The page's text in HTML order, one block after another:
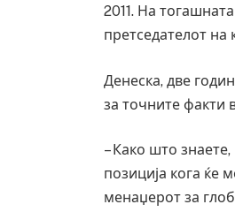
2011. На
претседателот
Денеска, две
за точните факти
– Како што
позиција кога ќе
менаџерот за